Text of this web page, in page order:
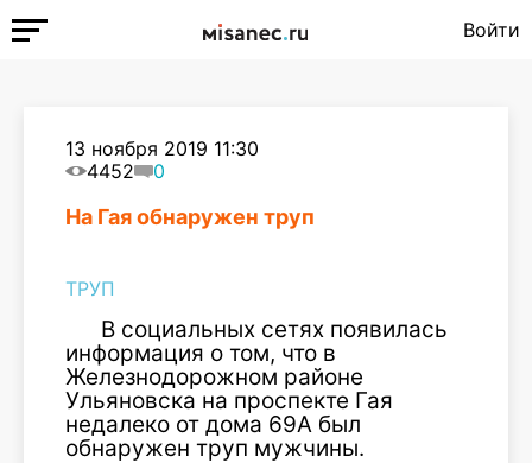
Войти
13 ноября 2019 11:30
4452
0
На Гая обнаружен труп
ТРУП
В социальных сетях появилась
информация о том, что в
Железнодорожном районе
Ульяновска на проспекте Гая
недалеко от дома 69А был
обнаружен труп мужчины.